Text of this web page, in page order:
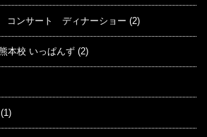
ンサート ディナーショー (2)
本校 いっぱんず (2)
(1)